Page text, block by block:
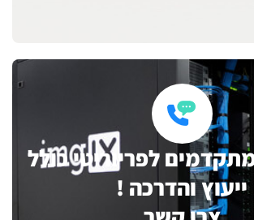
לפריוריטי כולל
ייעוץ והדרכה !